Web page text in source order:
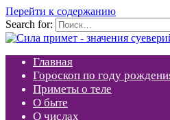
Перейти к содержанию
Search for:
Главная
Гороскоп по году
Приметы о теле
О быте
О числах